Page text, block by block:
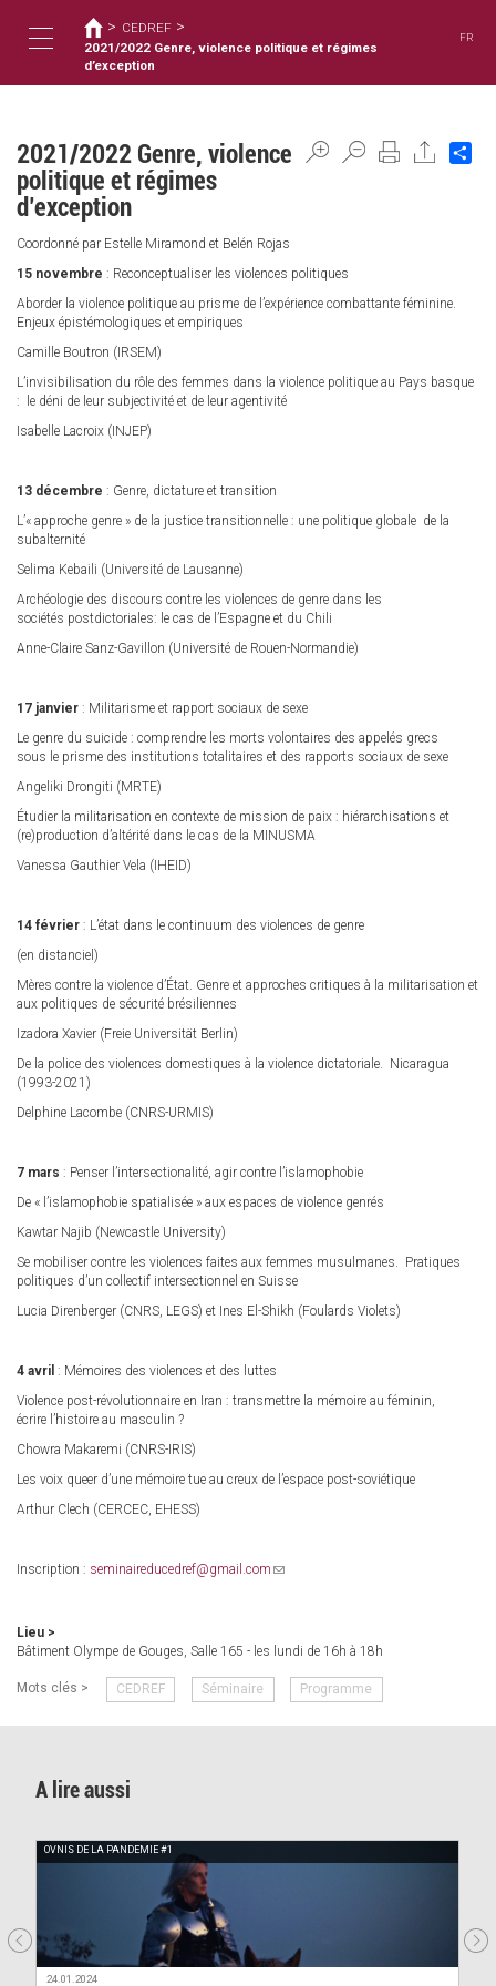
容
Toggle
navigation
您
在
這
裡
> CEDREF >
2021/2022 Genre, violence politique et régimes
d’exception
FR
2021/2022 Genre, violence
politique et régimes
d’exception
Coordonné par Estelle Miramond et Belén Rojas
15 novembre : Reconceptualiser les violences politiques
Aborder la violence politique au prisme de l’expérience combattante féminine.
Enjeux épistémologiques et empiriques
Camille Boutron (IRSEM)
L’invisibilisation du rôle des femmes dans la violence politique au Pays basque
: le déni de leur subjectivité et de leur agentivité
Isabelle Lacroix (INJEP)
13 décembre : Genre, dictature et transition
L’« approche genre » de la justice transitionnelle : une politique globale de la
subalternité
Selima Kebaili (Université de Lausanne)
Archéologie des discours contre les violences de genre dans les
sociétés postdictoriales: le cas de l’Espagne et du Chili
Anne-Claire Sanz-Gavillon (Université de Rouen-Normandie)
17 janvier : Militarisme et rapport sociaux de sexe
Le genre du suicide : comprendre les morts volontaires des appelés grecs
sous le prisme des institutions totalitaires et des rapports sociaux de sexe
Angeliki Drongiti (MRTE)
Étudier la militarisation en contexte de mission de paix : hiérarchisations et
(re)production d’altérité dans le cas de la MINUSMA
Vanessa Gauthier Vela (IHEID)
14 février : L’état dans le continuum des violences de genre
(en distanciel)
Mères contre la violence d’État. Genre et approches critiques à la militarisation et
aux politiques de sécurité brésiliennes
Izadora Xavier (Freie Universität Berlin)
De la police des violences domestiques à la violence dictatoriale. Nicaragua
(1993-2021)
Delphine Lacombe (CNRS-URMIS)
7 mars : Penser l’intersectionalité, agir contre l’islamophobie
De « l’islamophobie spatialisée » aux espaces de violence genrés
Kawtar Najib (Newcastle University)
Se mobiliser contre les violences faites aux femmes musulmanes. Pratiques
politiques d’un collectif intersectionnel en Suisse
Lucia Direnberger (CNRS, LEGS) et Ines El-Shikh (Foulards Violets)
4 avril : Mémoires des violences et des luttes
Violence post-révolutionnaire en Iran : transmettre la mémoire au féminin,
écrire l’histoire au masculin ?
Chowra Makaremi (CNRS-IRIS)
Les voix queer d’une mémoire tue au creux de l’espace post-soviétique
Arthur Clech (CERCEC, EHESS)
Inscription : seminaireducedref@gmail.com (link
Lieu >
Bâtiment Olympe de Gouges, Salle 165 - les lundi de 16h à 18h
Mots clés > CEDREF Séminaire Programme
A lire aussi
OVNIS DE LA PANDEMIE #1
24.01.2024